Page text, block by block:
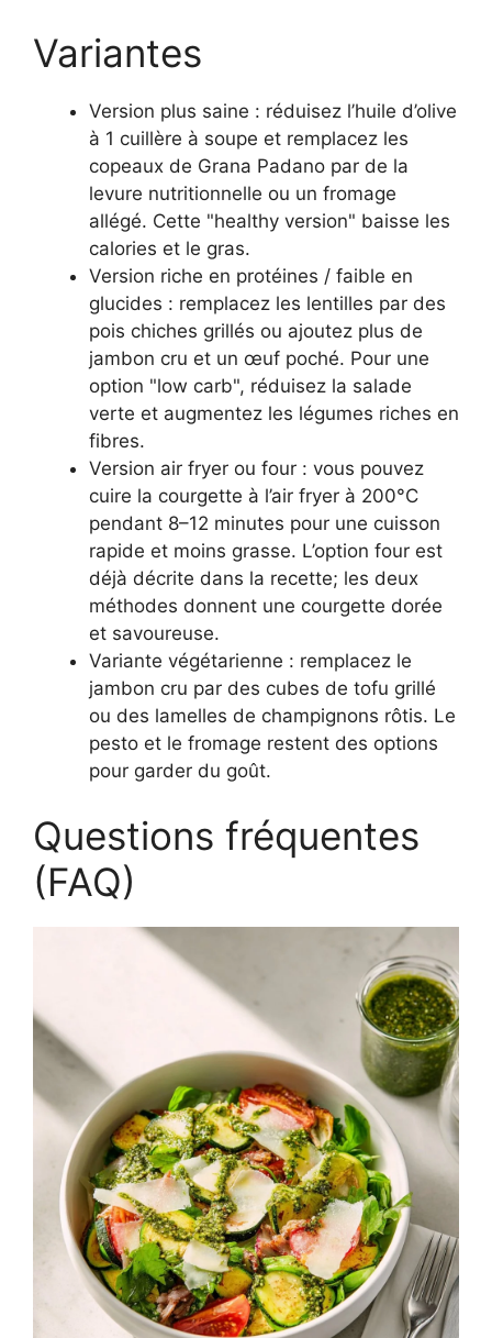
Variantes
Version plus saine : réduisez l’huile d’olive
à 1 cuillère à soupe et remplacez les
copeaux de Grana Padano par de la
levure nutritionnelle ou un fromage
allégé. Cette "healthy version" baisse les
calories et le gras.
Version riche en protéines / faible en
glucides : remplacez les lentilles par des
pois chiches grillés ou ajoutez plus de
jambon cru et un œuf poché. Pour une
option "low carb", réduisez la salade
verte et augmentez les légumes riches en
fibres.
Version air fryer ou four : vous pouvez
cuire la courgette à l’air fryer à 200°C
pendant 8–12 minutes pour une cuisson
rapide et moins grasse. L’option four est
déjà décrite dans la recette; les deux
méthodes donnent une courgette dorée
et savoureuse.
Variante végétarienne : remplacez le
jambon cru par des cubes de tofu grillé
ou des lamelles de champignons rôtis. Le
pesto et le fromage restent des options
pour garder du goût.
Questions fréquentes
(FAQ)